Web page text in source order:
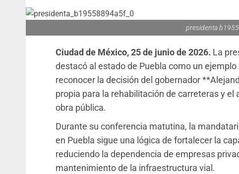
presidenta
Ciudad de México, 25 de junio de 2026. La
destacó al estado de Puebla como un
reconocer la decisión del gobernador
propia para la rehabilitación de carreteras y
obra pública.
Durante su conferencia matutina, la
en Puebla sigue una lógica de fortalecer la
reduciendo la dependencia de empresas
mantenimiento de la infraestructura vial.